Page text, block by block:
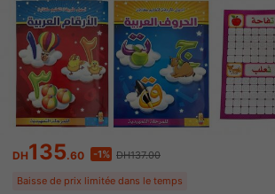
DH135.60 -1% DH137.00
Baisse de prix limitée dans le temps